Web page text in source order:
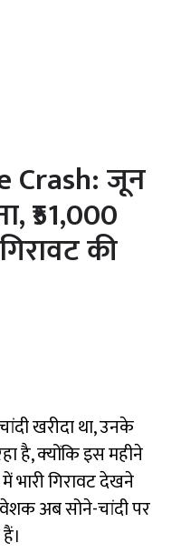
Crash: जून
₹51,000
की
खरीदा था, उनके
है, क्‍योंकि इस महीने
भारी गिरावट देखने
अब सोने-चांदी पर